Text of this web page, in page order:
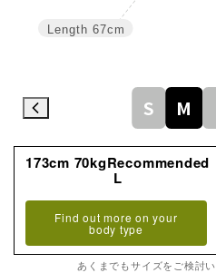
Length 67cm
S M
173cm 70kgRecommended
L
Find out more on your
body type
あくまでもサイズをご検討